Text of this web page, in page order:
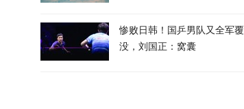
惨败日韩！国乒男队又全军覆
没，刘国正：窝囊